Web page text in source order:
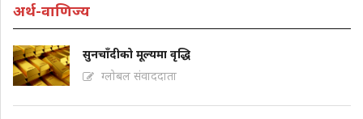
अर्थ-वाणिज्य
सुनचाँदीको मूल्यमा वृद्धि
ग्लोबल संवाददाता